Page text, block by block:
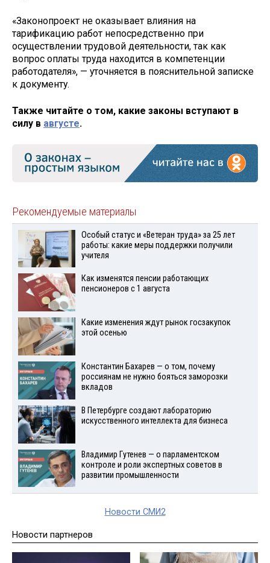
«Законопроект не оказывает влияния на
тарификацию работ непосредственно при
осуществлении трудовой деятельности, так как
вопрос оплаты труда находится в компетенции
работодателя», — уточняется в пояснительной записке
к документу.
Также читайте о том, какие законы вступают в
силу в августе.
Рекомендуемые материалы
Особый статус и «Ветеран труда» за 25 лет
работы: какие меры поддержки получили
учителя
Как изменятся пенсии работающих
пенсионеров с 1 августа
Какие изменения ждут рынок госзакупок
этой осенью
Константин Бахарев — о том, почему
россиянам не нужно бояться заморозки
вкладов
В Петербурге создают лабораторию
искусственного интеллекта для бизнеса
Владимир Гутенев — о парламентском
контроле и роли экспертных советов в
развитии промышленности
Новости СМИ2
Новости партнеров